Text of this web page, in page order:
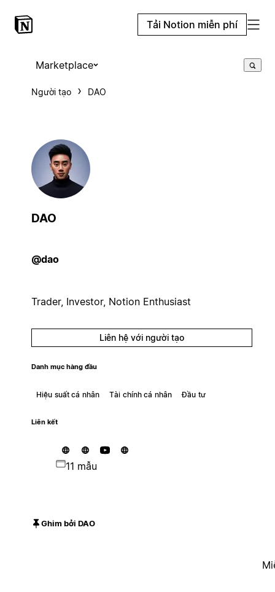
Tải Notion miễn phí
Marketplace
Người tạo DAO
DAO
@dao
Trader, Investor, Notion Enthusiast
Liên hệ với người tạo
Danh mục hàng đầu
Hiệu suất cá nhân Tài chính cá nhân Đầu tư
Liên kết
11 mẫu
Ghim bởi DAO